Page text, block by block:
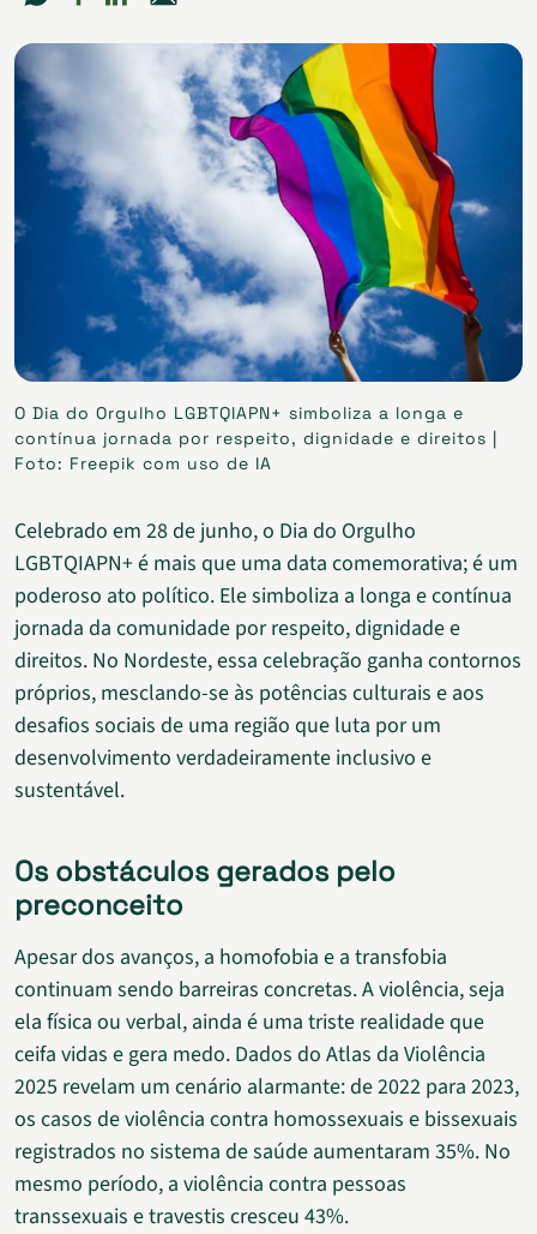
O Dia do Orgulho LGBTQIAPN+ simboliza a longa e
contínua jornada por respeito, dignidade e direitos |
Foto: Freepik com uso de IA
Celebrado em 28 de junho, o Dia do Orgulho
LGBTQIAPN+ é mais que uma data comemorativa; é um
poderoso ato político. Ele simboliza a longa e contínua
jornada da comunidade por respeito, dignidade e
direitos. No Nordeste, essa celebração ganha contornos
próprios, mesclando-se às potências culturais e aos
desafios sociais de uma região que luta por um
desenvolvimento verdadeiramente inclusivo e
sustentável.
Os obstáculos gerados pelo
preconceito
Apesar dos avanços, a homofobia e a transfobia
continuam sendo barreiras concretas. A violência, seja
ela física ou verbal, ainda é uma triste realidade que
ceifa vidas e gera medo. Dados do Atlas da Violência
2025 revelam um cenário alarmante: de 2022 para 2023,
os casos de violência contra homossexuais e bissexuais
registrados no sistema de saúde aumentaram 35%. No
mesmo período, a violência contra pessoas
transsexuais e travestis cresceu 43%.